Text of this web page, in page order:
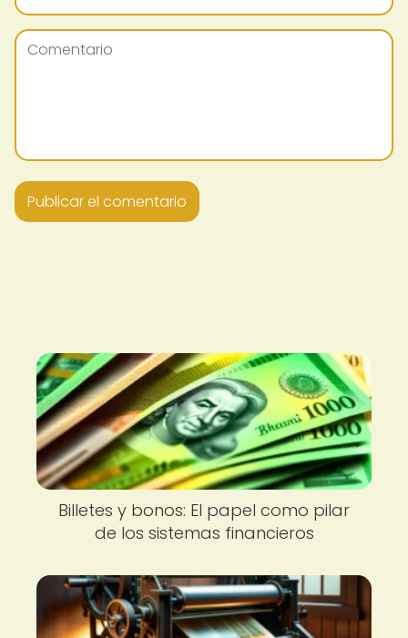
Billetes y bonos: El papel como pilar
de los sistemas financieros